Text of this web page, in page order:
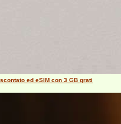
ed eSIM con 3 GB grati